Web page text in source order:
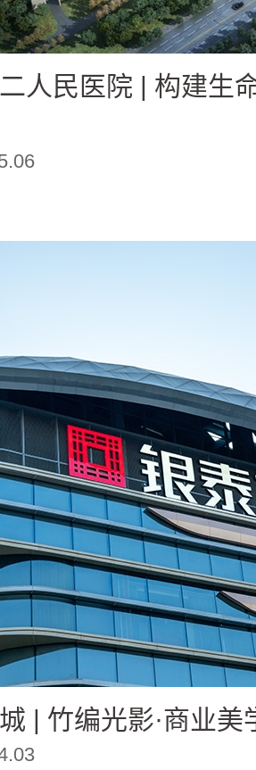
人民医院 | 构建生
| 竹编光影·商业美